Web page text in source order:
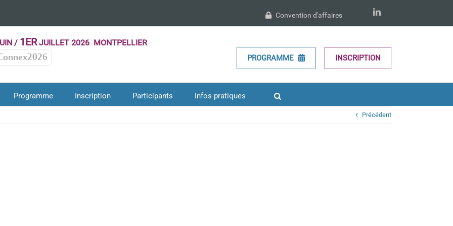
LinkedIn
Convention d'affaires
/ 1ERJUILLET 2026 MONTPELLIER
PROGRAMME INSCRIPTION
Programme Inscription Participants Infos pratiques
Précédent